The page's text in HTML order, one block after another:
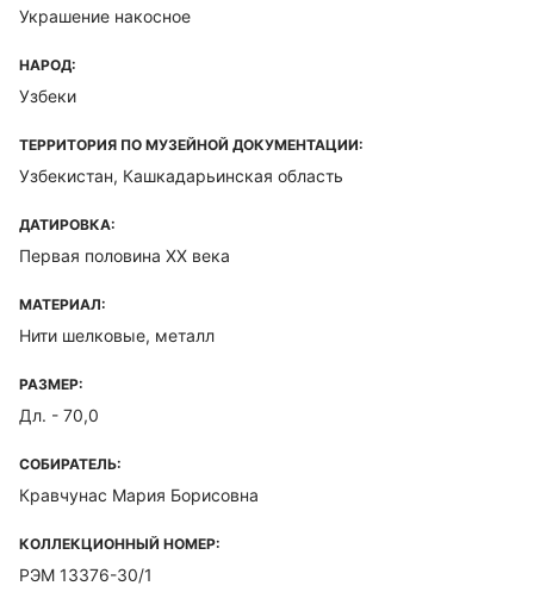
Украшение накосное
НАРОД:
Узбеки
ТЕРРИТОРИЯ ПО МУЗЕЙНОЙ ДОКУМЕНТАЦИИ:
Узбекистан, Кашкадарьинская область
ДАТИРОВКА:
Первая половина XX века
МАТЕРИАЛ:
Нити шелковые, металл
РАЗМЕР:
Дл. - 70,0
СОБИРАТЕЛЬ:
Кравчунас Мария Борисовна
КОЛЛЕКЦИОННЫЙ НОМЕР:
РЭМ 13376-30/1